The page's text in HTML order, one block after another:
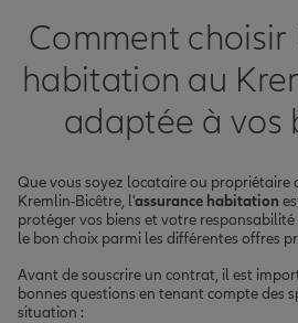
Comment choisir
habitation au
adaptée à vos
Que vous soyez locataire ou propriétaire
Kremlin-Bicêtre, l'assurance habitation
protéger vos biens et votre
le bon choix parmi les différentes offres
Avant de souscrire un contrat, il est
bonnes questions en tenant compte des
situation :